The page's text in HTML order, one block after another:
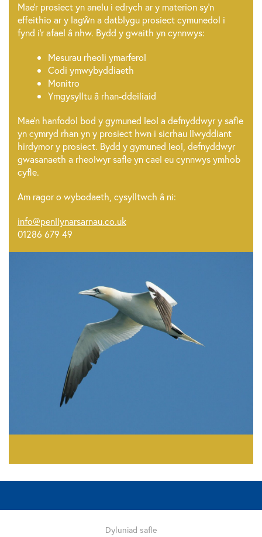
Mae'r prosiect yn anelu i edrych ar y materion sy'n
effeithio ar y lagŵn a datblygu prosiect cymunedol i
fynd i'r afael â nhw. Bydd y gwaith yn cynnwys:
Mesurau rheoli ymarferol
Codi ymwybyddiaeth
Monitro
Ymgysylltu â rhan-ddeiliaid
Mae'n hanfodol bod y gymuned leol a defnyddwyr y safle
yn cymryd rhan yn y prosiect hwn i sicrhau llwyddiant
hirdymor y prosiect. Bydd y gymuned leol, defnyddwyr
gwasanaeth a rheolwyr safle yn cael eu cynnwys ymhob
cyfle.
Am ragor o wybodaeth, cysylltwch â ni:
info@penllynarsarnau.co.uk
01286 679 49
Dyluniad safle